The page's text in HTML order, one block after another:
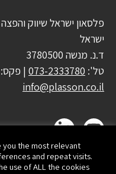
פלסאון ישראל שיווק
ישראל
ד.נ. מנשה 3780500
טל': 073-2333780 | פקס:
info@plasson.co.il
you the most relevant
and repeat visits.
use of ALL the cookies.